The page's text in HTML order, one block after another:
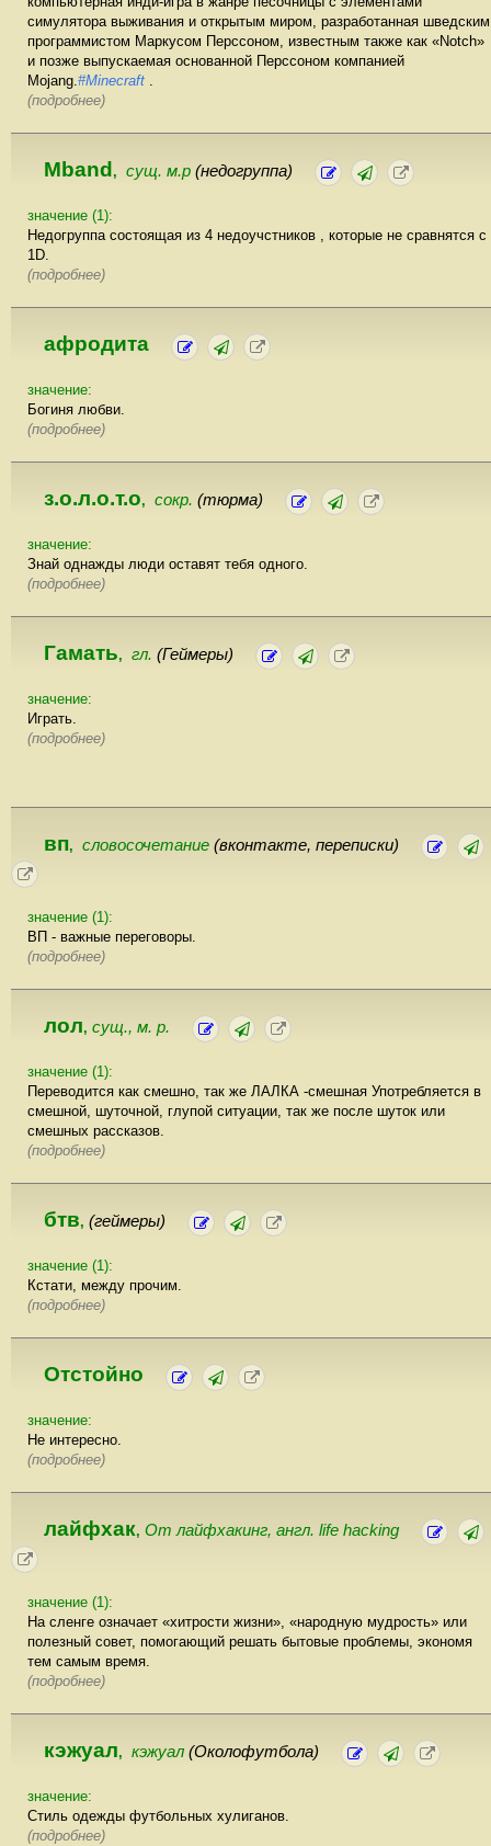
симулятора выживания и открытым миром, разработанная шведским
программистом Маркусом Перссоном, известным также как «Notch»
и позже выпускаемая основанной Перссоном компанией
Mojang. #Minecraft
(подробнее)
Mband, сущ. м.р (недогруппа)
значение (1):
Недогруппа состоящая из 4 недоучстников , которые не сравнятся с
1D.
(подробнее)
афродита
значение:
Богиня любви.
(подробнее)
з.о.л.о.т.о, сокр. (тюрма)
значение:
Знай однажды люди оставят тебя одного.
(подробнее)
Гамать, гл. (Геймеры)
значение:
Играть.
(подробнее)
вп, словосочетание (вконтакте, переписки)
значение (1):
ВП - важные переговоры.
(подробнее)
лол, сущ., м. р.
значение (1):
Переводится как смешно, так же ЛАЛКА -смешная Употребляется в
смешной, шуточной, глупой ситуации, так же после шуток или
смешных рассказов.
(подробнее)
бтв, (геймеры)
значение (1):
Кстати, между прочим.
(подробнее)
Отстойно
значение:
Не интересно.
(подробнее)
лайфхак, От лайфхакинг, англ. life hacking
значение (1):
На сленге означает «хитрости жизни», «народную мудрость» или
полезный совет, помогающий решать бытовые проблемы, экономя
тем самым время.
(подробнее)
кэжуал, кэжуал (Околофутбола)
значение:
Стиль одежды футбольных хулиганов.
(подробнее)